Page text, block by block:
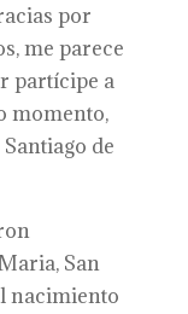
por
me parece
partícipe a
momento,
de
San
nacimiento